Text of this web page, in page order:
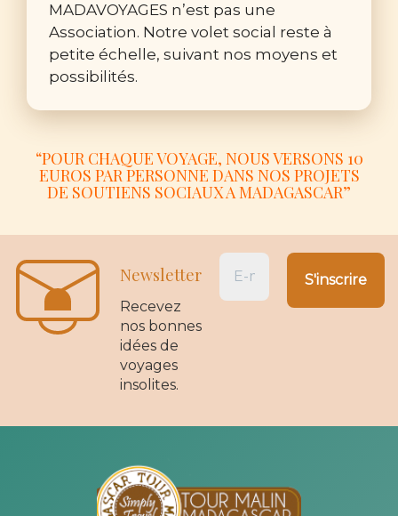
MADAVOYAGES n’est pas une
Association. Notre volet social reste à
petite échelle, suivant nos moyens et
possibilités.
“POUR CHAQUE VOYAGE, NOUS VERSONS 10
EUROS PAR PERSONNE DANS NOS PROJETS
DE SOUTIENS SOCIAUX A MADAGASCAR”
Newsletter
Recevez
nos bonnes
idées de
voyages
insolites.